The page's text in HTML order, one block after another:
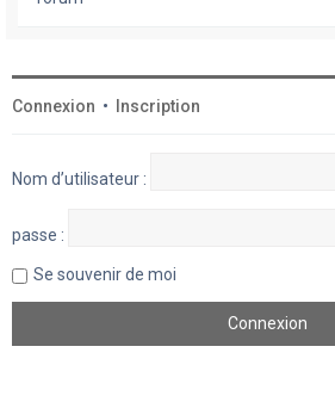
Connexion • Inscription
Nom d’utilisateur :
passe :
Se souvenir de moi